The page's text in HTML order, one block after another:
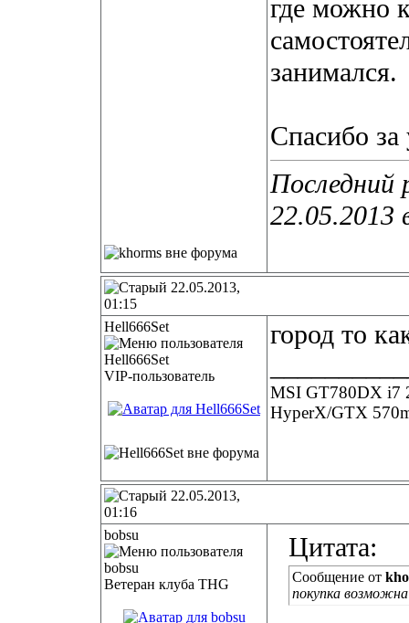
где можно
занимался.
Спасибо за
Последний
22.05.2013
22.05.2013,
01:15
Hell666Set
VIP-пользователь
город то
MSI GT780DX i7
HyperX/GTX
22.05.2013,
01:16
bobsu
Ветеран клуба THG
Цитата:
Сообщение от
покупка